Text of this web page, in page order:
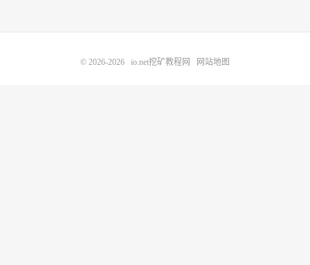
© 2026-2026 io.net挖矿教程网 网站地图